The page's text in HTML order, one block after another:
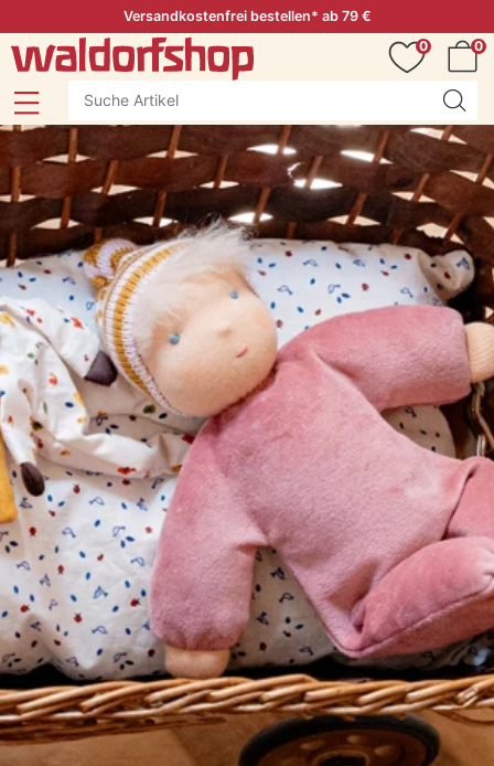
Versandkostenfrei bestellen* ab 79 €
0
0